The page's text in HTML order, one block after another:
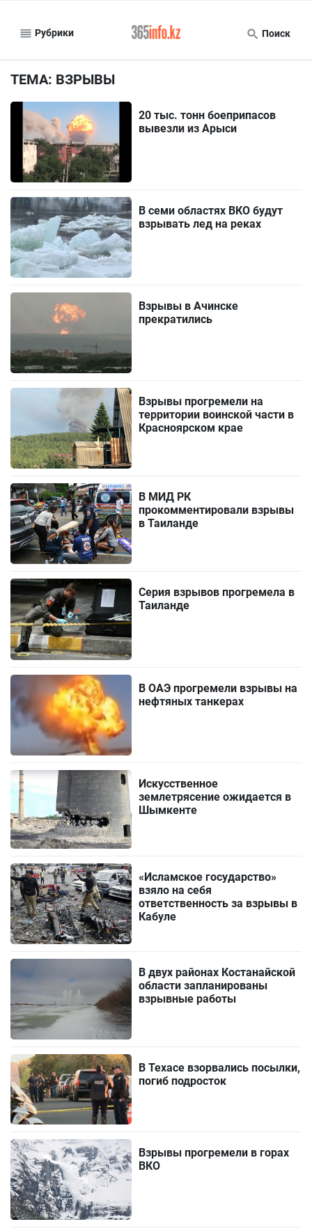
Рубрики Поиск
ТЕМА: ВЗРЫВЫ
20 тыс. тонн боеприпасов
вывезли из Арыси
В семи областях ВКО будут
взрывать лед на реках
Взрывы в Ачинске
прекратились
Взрывы прогремели на
территории воинской части в
Красноярском крае
В МИД РК
прокомментировали взрывы
в Таиланде
Серия взрывов прогремела в
Таиланде
В ОАЭ прогремели взрывы на
нефтяных танкерах
Искусственное
землетрясение ожидается в
Шымкенте
«Исламское государство»
взяло на себя
ответственность за взрывы в
Кабуле
В двух районах Костанайской
области запланированы
взрывные работы
В Техасе взорвались посылки,
погиб подросток
Взрывы прогремели в горах
ВКО